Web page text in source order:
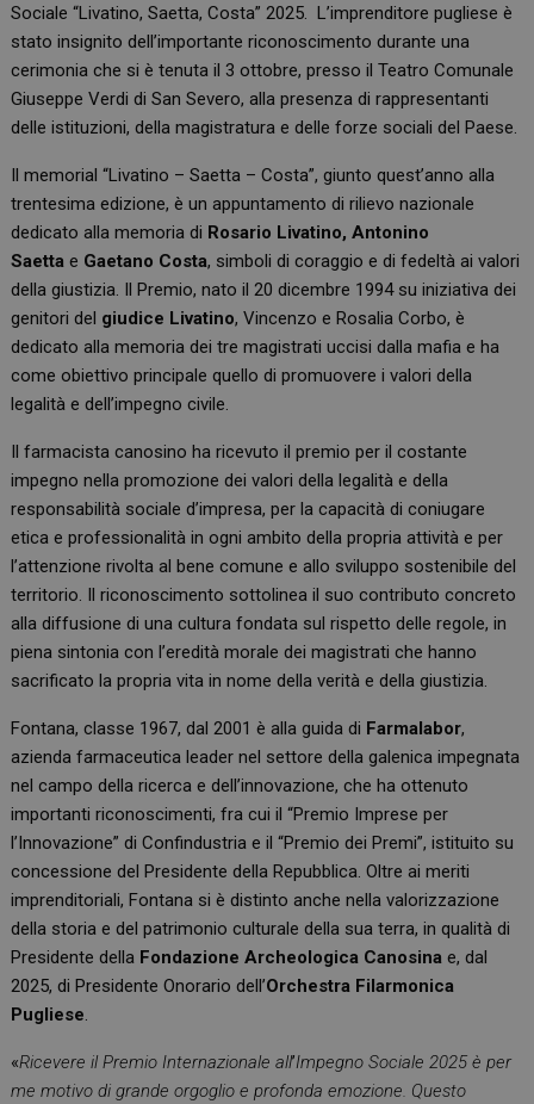
Sociale “Livatino, Saetta, Costa” 2025. L’imprenditore pugliese è
stato insignito dell’importante riconoscimento durante una
cerimonia che si è tenuta il 3 ottobre, presso il Teatro Comunale
Giuseppe Verdi di San Severo, alla presenza di rappresentanti
delle istituzioni, della magistratura e delle forze sociali del Paese.
Il memorial “Livatino – Saetta – Costa”, giunto quest’anno alla
trentesima edizione, è un appuntamento di rilievo nazionale
dedicato alla memoria di Rosario Livatino, Antonino
Saetta e Gaetano Costa, simboli di coraggio e di fedeltà ai valori
della giustizia. Il Premio, nato il 20 dicembre 1994 su iniziativa dei
genitori del giudice Livatino, Vincenzo e Rosalia Corbo, è
dedicato alla memoria dei tre magistrati uccisi dalla mafia e ha
come obiettivo principale quello di promuovere i valori della
legalità e dell’impegno civile.
Il farmacista canosino ha ricevuto il premio per il costante
impegno nella promozione dei valori della legalità e della
responsabilità sociale d’impresa, per la capacità di coniugare
etica e professionalità in ogni ambito della propria attività e per
l’attenzione rivolta al bene comune e allo sviluppo sostenibile del
territorio. Il riconoscimento sottolinea il suo contributo concreto
alla diffusione di una cultura fondata sul rispetto delle regole, in
piena sintonia con l’eredità morale dei magistrati che hanno
sacrificato la propria vita in nome della verità e della giustizia.
Fontana, classe 1967, dal 2001 è alla guida di Farmalabor,
azienda farmaceutica leader nel settore della galenica impegnata
nel campo della ricerca e dell’innovazione, che ha ottenuto
importanti riconoscimenti, fra cui il “Premio Imprese per
l’Innovazione” di Confindustria e il “Premio dei Premi”, istituito su
concessione del Presidente della Repubblica. Oltre ai meriti
imprenditoriali, Fontana si è distinto anche nella valorizzazione
della storia e del patrimonio culturale della sua terra, in qualità di
Presidente della Fondazione Archeologica Canosina e, dal
2025, di Presidente Onorario dell’Orchestra Filarmonica
Pugliese.
«Ricevere il Premio Internazionale all’Impegno Sociale 2025 è per
me motivo di grande orgoglio e profonda emozione. Questo